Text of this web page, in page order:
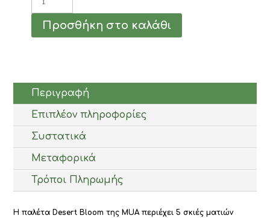
Παλέτα
Σκιών
Eyeshadow
Bloom
4gr
ποσότητα
Προσθήκη στο καλάθι
Περιγραφή
Επιπλέον πληροφορίες
Συστατικά
Μεταφορικά
Τρόποι Πληρωμής
Η παλέτα Desert Bloom της MUA περιέχει 5 σκιές ματιών